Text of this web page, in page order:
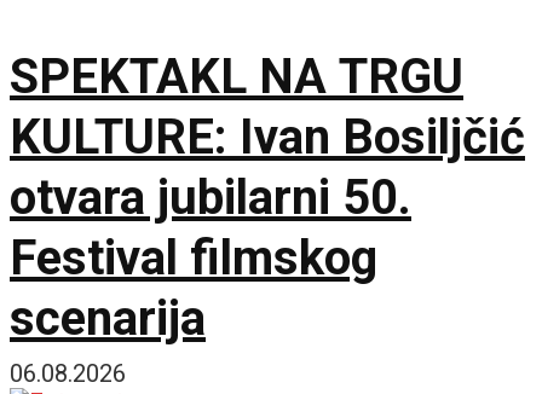
SPEKTAKL NA TRGU
KULTURE: Ivan Bosiljčić
otvara jubilarni 50.
Festival filmskog
scenarija
06.08.2026